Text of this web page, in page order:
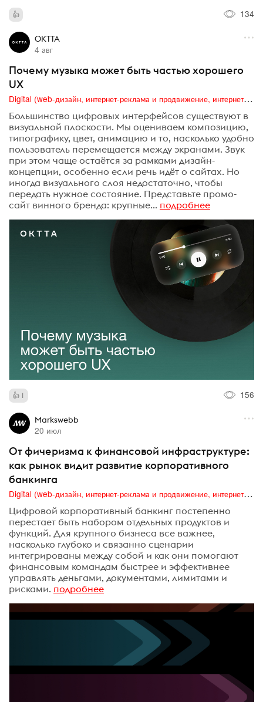
134
OKTTA
4 авг
Почему музыка может быть частью хорошего
UX
Digital (web-дизайн, интернет-реклама и продвижение, интернет-сообщества и блоги, интернет-коммуникации, мобильный маркетинг, реклама на цифровых экранах)
Большинство цифровых интерфейсов существуют в
визуальной плоскости. Мы оцениваем композицию,
типографику, цвет, анимацию и то, насколько удобно
пользователь перемещается между экранами. Звук
при этом чаще остаётся за рамками дизайн-
концепции, особенно если речь идёт о сайтах. Но
иногда визуального слоя недостаточно, чтобы
передать нужное состояние. Представьте промо-
сайт винного бренда: крупные... подробнее
1 156
Markswebb
20 июл
От фичеризма к финансовой инфраструктуре:
как рынок видит развитие корпоративного
банкинга
Digital (web-дизайн, интернет-реклама и продвижение, интернет-сообщества и блоги, интернет-коммуникации, мобильный маркетинг, реклама на цифровых экранах)
Цифровой корпоративный банкинг постепенно
перестает быть набором отдельных продуктов и
функций. Для крупного бизнеса все важнее,
насколько глубоко и связанно сценарии
интегрированы между собой и как они помогают
финансовым командам быстрее и эффективнее
управлять деньгами, документами, лимитами и
рисками. подробнее